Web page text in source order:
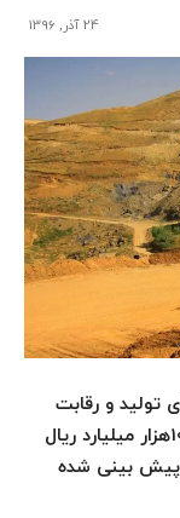
24 آذر, 1396
تولید و رقابت
باید به سمت نوسازی صنایع برویم، گفت: 100هزار میلیارد ریال
بینی شده